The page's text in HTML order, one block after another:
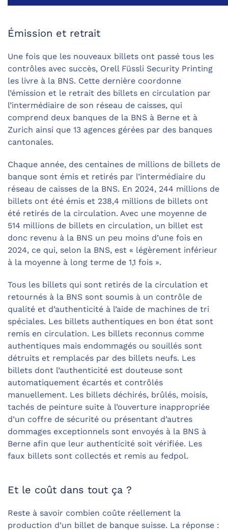
Émission et retrait
Une fois que les nouveaux billets ont passé tous les
contrôles avec succès, Orell Füssli Security Printing
les livre à la BNS. Cette dernière coordonne
l’émission et le retrait des billets en circulation par
l’intermédiaire de son réseau de caisses, qui
comprend deux banques de la BNS à Berne et à
Zurich ainsi que 13 agences gérées par des banques
cantonales.
Chaque année, des centaines de millions de billets de
banque sont émis et retirés par l’intermédiaire du
réseau de caisses de la BNS. En 2024, 244 millions de
billets ont été émis et 238,4 millions de billets ont
été retirés de la circulation. Avec une moyenne de
514 millions de billets en circulation, un billet est
donc revenu à la BNS un peu moins d’une fois en
2024, ce qui, selon la BNS, est « légèrement inférieur
à la moyenne à long terme de 1,1 fois ».
Tous les billets qui sont retirés de la circulation et
retournés à la BNS sont soumis à un contrôle de
qualité et d’authenticité à l’aide de machines de tri
spéciales. Les billets authentiques en bon état sont
remis en circulation. Les billets reconnus comme
authentiques mais endommagés ou souillés sont
détruits et remplacés par des billets neufs. Les
billets dont l’authenticité est douteuse sont
automatiquement écartés et contrôlés
manuellement. Les billets déchirés, brûlés, moisis,
tachés de peinture suite à l’ouverture inappropriée
d’un coffre de sécurité ou présentant d’autres
dommages exceptionnels sont envoyés à la BNS à
Berne afin que leur authenticité soit vérifiée. Les
faux billets sont collectés et remis au fedpol.
Et le coût dans tout ça ?
Reste à savoir combien coûte réellement la
production d’un billet de banque suisse. La réponse :